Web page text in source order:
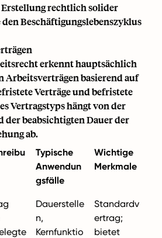
Erstellung rechtlich solider
Beschäftigungslebenszyklus
erkennt hauptsächlich
Arbeitsverträgen basierend auf
Verträge und befristete
Vertragstyps hängt von der
beabsichtigten Dauer der
ab.
Typische
Anwendun
gsfälle
Wichtige
Merkmale
Dauerstelle
n,
Kernfunktio
Standardv
ertrag;
bietet